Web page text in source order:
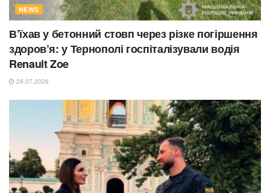
NEWS
В’їхав у бетонний стовп через різке погіршення
здоров’я: у Тернополі госпіталізували водія
Renault Zoe
29.07.2026